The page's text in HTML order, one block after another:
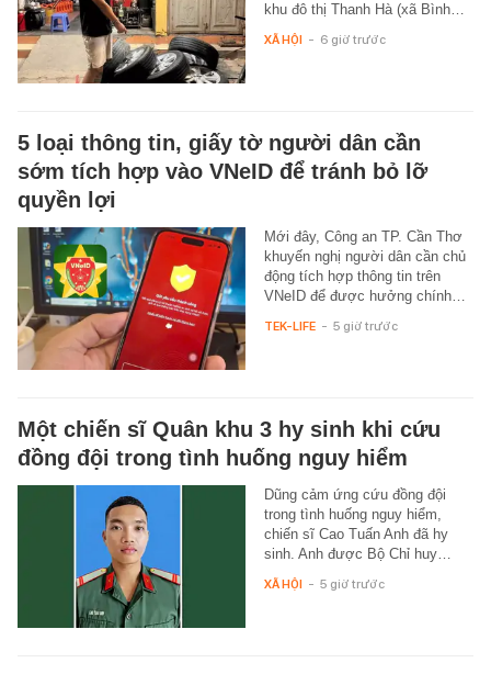
khu đô thị Thanh Hà (xã Bình…
XÃ HỘI - 6 giờ trước
5 loại thông tin, giấy tờ người dân cần
sớm tích hợp vào VNeID để tránh bỏ lỡ
quyền lợi
Mới đây, Công an TP. Cần Thơ
khuyến nghị người dân cần chủ
động tích hợp thông tin trên
VNeID để được hưởng chính…
TEK-LIFE - 5 giờ trước
Một chiến sĩ Quân khu 3 hy sinh khi cứu
đồng đội trong tình huống nguy hiểm
Dũng cảm ứng cứu đồng đội
trong tình huống nguy hiểm,
chiến sĩ Cao Tuấn Anh đã hy
sinh. Anh được Bộ Chỉ huy…
XÃ HỘI - 5 giờ trước